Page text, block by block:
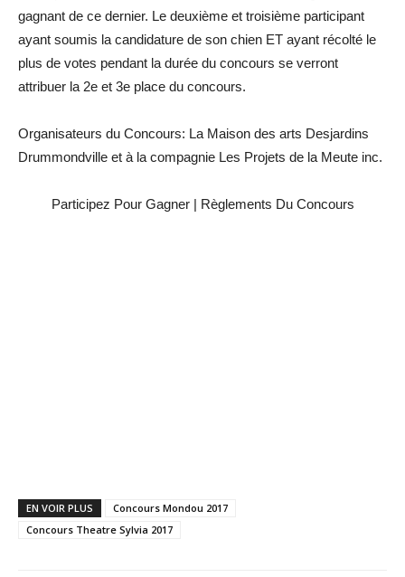
gagnant de ce dernier. Le deuxième et troisième participant
ayant soumis la candidature de son chien ET ayant récolté le
plus de votes pendant la durée du concours se verront
attribuer la 2e et 3e place du concours.
Organisateurs du Concours: La Maison des arts Desjardins
Drummondville et à la compagnie Les Projets de la Meute inc.
Participez Pour Gagner | Règlements Du Concours
EN VOIR PLUS
Concours Mondou 2017
Concours Theatre Sylvia 2017